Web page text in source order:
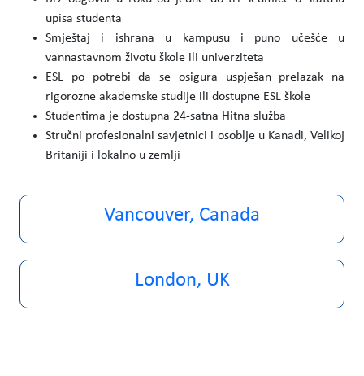
upisa studenta
Smještaj i ishrana u kampusu i puno učešće u
vannastavnom životu škole ili univerziteta
ESL po potrebi da se osigura uspješan prelazak na
rigorozne akademske studije ili dostupne ESL škole
Studentima je dostupna 24-satna Hitna služba
Stručni profesionalni savjetnici i osoblje u Kanadi, Velikoj
Britaniji i lokalno u zemlji
Vancouver, Canada
London, UK